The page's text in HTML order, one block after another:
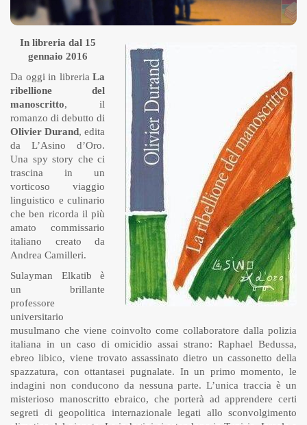
In libreria dal 15
gennaio 2016
Da oggi in libreria La
ribellione del
manoscritto, il
romanzo di debutto di
Olivier Durand, edita
da L’Asino d’Oro.
Una spy story che ci
trascina in un
vorticoso viaggio
linguistico e culinario
che ben ricorda il più
amato commissario
italiano creato da
Andrea Camilleri.
Sulayman Elkatib è
un brillante
professore
universitario
musulmano che viene coinvolto come collaboratore dalla polizia
italiana in un caso di omicidio assai strano: Raphael Bedussa,
ebreo libico, viene trovato assassinato dietro un cassonetto della
spazzatura, con ottantasei pugnalate. In un primo momento, le
indagini non conducono da nessuna parte. L’unica traccia è un
misterioso manoscritto ebraico, che porterà ad apprendere certi
segreti di geopolitica internazionale legati allo sconvolgimento